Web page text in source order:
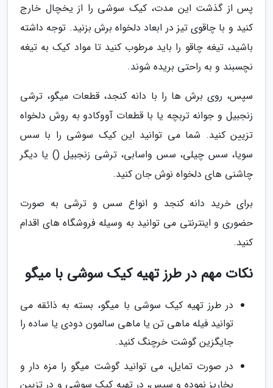
پس از گذشت این مدت، کیک سوشی را از یخچال خارج
کنید و با چاقوی تیز در ابعاد دلخواه برش بزنید. توجه داشته
باشید، تیغه چاقو را باید مرطوب کنید تا مواد کیک به تیغه
نچسبند و به راحتی بریده شوند.
سپس، روی برش ها را با دانه کنجد، قطعات میگو، ترشی
زنجبیل و جوانه تربچه یا با قطعات آووکادو به روش دلخواه
تزیین کنید. شما می توانید این کیک سوشی را با سس
سویا، سس چیلی، سس واسابی، ترشی زنجبیل () یا دیگر
چاشنی های دلخواه نوش جان کنید.
برای خرید دانه کنجد و انواع سس و ترشی به صورت
حضوری و اینترنتی می توانید به وسیله فروشگاه های اقدام
کنید.
نکات مهم در طرز تهیه کیک سوشی با میگو
در طرز تهیه کیک سوشی با میگو، بسته به ذائقه می
توانید فیله ماهی تن یا ماهی سالمون دودی یا ساده را
جایگزین گوشت خرچنگ کنید.
در صورت تمایل، می توانید گوشت میگو را مزه دار و
بخارپز نموده و سپس، در تهیه کیک سوشی و در تزیین